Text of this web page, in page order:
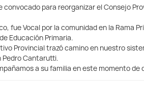
convocado para reorganizar el Consejo
fue Vocal por la comunidad en la Rama
Educación Primaria.
Provincial trazó camino en nuestro
Pedro Cantarutti.
a su familia en este momento de